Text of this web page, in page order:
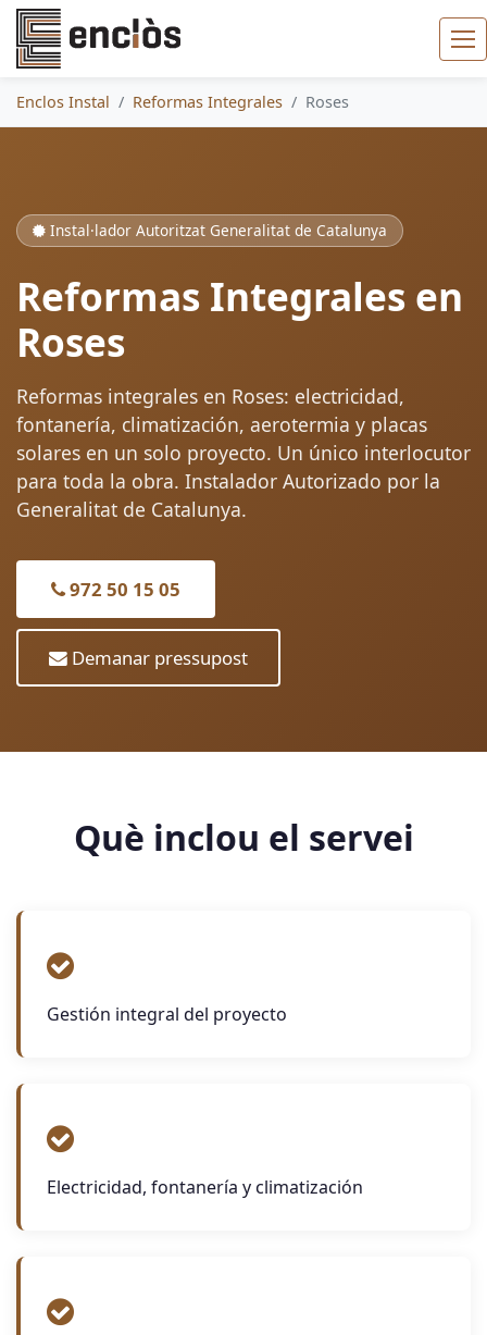
Enclos Instal Reformas Integrales Roses
Instal·lador Autoritzat Generalitat de Catalunya
Reformas Integrales en
Roses
Reformas integrales en Roses: electricidad,
fontanería, climatización, aerotermia y placas
solares en un solo proyecto. Un único interlocutor
para toda la obra. Instalador Autorizado por la
Generalitat de Catalunya.
972 50 15 05
Demanar pressupost
Què inclou el servei
Gestión integral del proyecto
Electricidad, fontanería y climatización